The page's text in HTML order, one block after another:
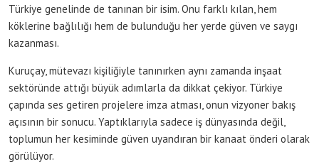
Türkiye genelinde de tanınan bir isim. Onu farklı kılan, hem
köklerine bağlılığı hem de bulunduğu her yerde güven ve saygı
kazanması.
Kuruçay, mütevazı kişiliğiyle tanınırken aynı zamanda inşaat
sektöründe attığı büyük adımlarla da dikkat çekiyor. Türkiye
çapında ses getiren projelere imza atması, onun vizyoner bakış
açısının bir sonucu. Yaptıklarıyla sadece iş dünyasında değil,
toplumun her kesiminde güven uyandıran bir kanaat önderi olarak
görülüyor.